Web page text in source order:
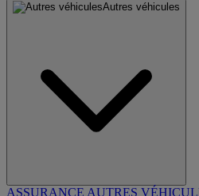
Autres véhicules
ASSURANCE AUTRES